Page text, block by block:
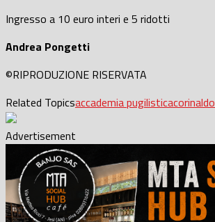
Ingresso a 10 euro interi e 5 ridotti
Andrea Pongetti
©RIPRODUZIONE RISERVATA
Related Topicsaccademia pugilisticacorinaldo
Advertisement